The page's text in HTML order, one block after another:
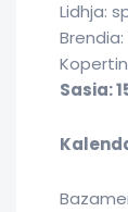
Lidhja:
Brendia:
Sasia: